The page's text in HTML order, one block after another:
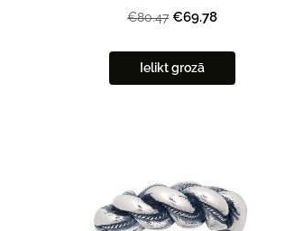
€80.47 €69.78
Ielikt grozā